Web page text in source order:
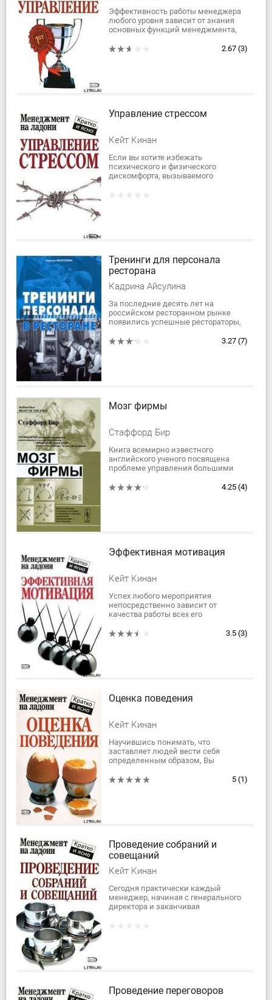
Эффективность работы менеджера
любого уровня зависит от знания
основных функций менеджмента,
людьми и процессами. Чтобы стать
2.67 (3)
Управление стрессом
Кейт Кинан
Если вы хотите избежать
психического и физического
дискомфорта, вызываемого
Тренинги для персонала
ресторана
Кадрина Айсулина
За последние десять лет на
российском ресторанном рынке
появились успешные рестораторы,
технологии и качественные
3.27 (7)
Мозг фирмы
Стаффорд Бир
Книга всемирно известного
английского ученого посвящена
проблеме управления большими
промышленной фирмой. Сегодня
4.25 (4)
Эффективная мотивация
Кейт Кинан
Успех любого мероприятия
непосредственно зависит от
качества работы всех его
всегда демонстрировали высокую
3.5 (3)
Оценка поведения
Кейт Кинан
Научившись понимать, что
заставляет людей вести себя
определенным образом, Вы
поведение. Эта книга поможет Вам
5 (1)
Проведение собраний и
совещаний
Кейт Кинан
Сегодня практически каждый
менеджер, начиная с генерального
директора и заканчивая
Проведение переговоров